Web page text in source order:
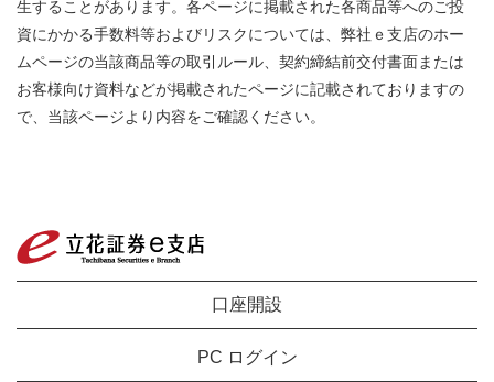
生することがあります。各ページに掲載された各商品等へのご投
資にかかる手数料等およびリスクについては、弊社ｅ支店のホー
ムページの当該商品等の取引ルール、契約締結前交付書面または
お客様向け資料などが掲載されたページに記載されておりますの
で、当該ページより内容をご確認ください。
口座開設
PC ログイン